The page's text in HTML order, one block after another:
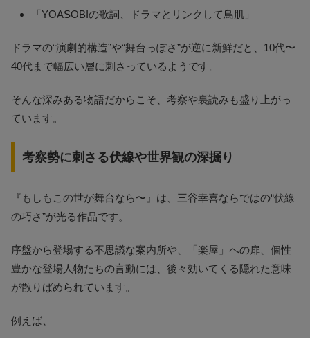
「YOASOBIの歌詞、ドラマとリンクして鳥肌」
ドラマの“演劇的構造”や“舞台っぽさ”が逆に新鮮だと、10代〜
40代まで幅広い層に刺さっているようです。
そんな深みある物語だからこそ、考察や裏読みも盛り上がっ
ています。
考察勢に刺さる伏線や世界観の深掘り
『もしもこの世が舞台なら〜』は、三谷幸喜ならではの“伏線
の巧さ”が光る作品です。
序盤から登場する不思議な案内所や、「楽屋」への扉、個性
豊かな登場人物たちの言動には、後々効いてくる隠れた意味
が散りばめられています。
例えば、